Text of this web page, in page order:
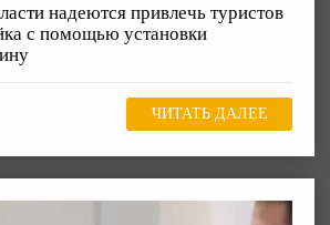
надеются привлечь туристов
с помощью установки
ЧИТАТЬ ДАЛЕЕ